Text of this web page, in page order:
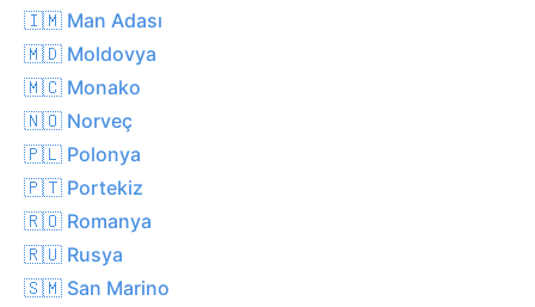
🇮🇲 Man Adası
🇲🇩 Moldovya
🇲🇨 Monako
🇳🇴 Norveç
🇵🇱 Polonya
🇵🇹 Portekiz
🇷🇴 Romanya
🇷🇺 Rusya
🇸🇲 San Marino